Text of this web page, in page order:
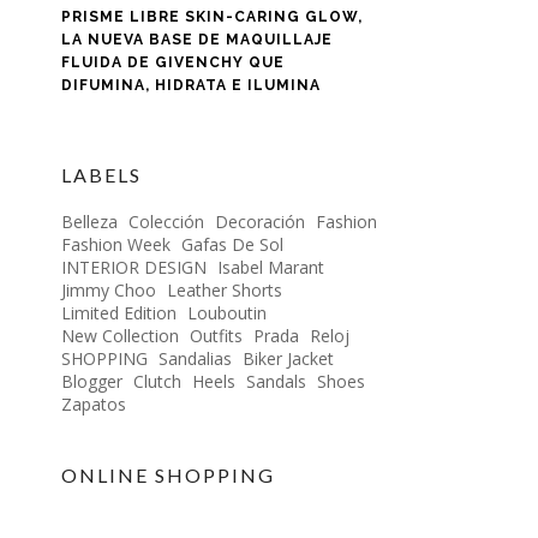
PRISME LIBRE SKIN-CARING GLOW,
LA NUEVA BASE DE MAQUILLAJE
FLUIDA DE GIVENCHY QUE
DIFUMINA, HIDRATA E ILUMINA
LABELS
Belleza Colección Decoración Fashion
Fashion Week Gafas De Sol
INTERIOR DESIGN Isabel Marant
Jimmy Choo Leather Shorts
Limited Edition Louboutin
New Collection Outfits Prada Reloj
SHOPPING Sandalias Biker Jacket
Blogger Clutch Heels Sandals Shoes
Zapatos
ONLINE SHOPPING